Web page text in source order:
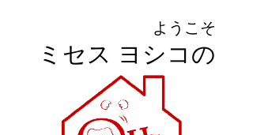
ようこそ
ミセス ヨシコの